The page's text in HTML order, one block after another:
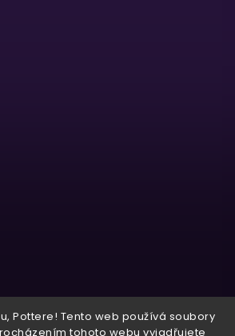
Pottere! Tento web používá soubory
tohoto webu vyjadřujete